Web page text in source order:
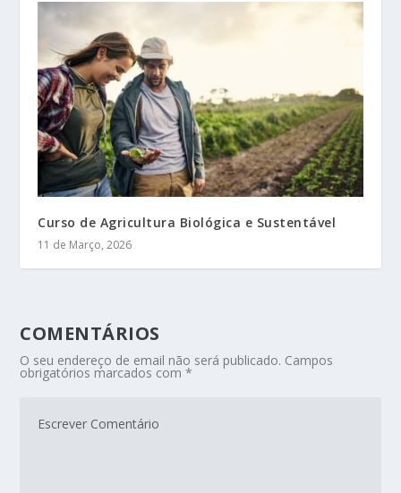
Curso de Agricultura Biológica e Sustentável
11 de Março, 2026
COMENTÁRIOS
O seu endereço de email não será publicado. Campos
obrigatórios marcados com*